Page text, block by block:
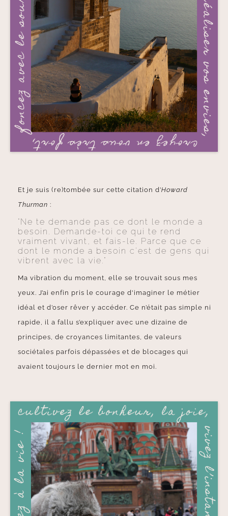
Et je suis (re)tombée sur cette citation d’Howard
Thurman :
"Ne te demande pas ce dont le monde a
besoin. Demande-toi ce qui te rend
vraiment vivant, et fais-le. Parce que ce
dont le monde a besoin c'est de gens qui
vibrent avec la vie."
Ma vibration du moment, elle se trouvait sous mes
yeux. J’ai enfin pris le courage d'imaginer le métier
idéal et d’oser rêver y accéder. Ce n’était pas simple ni
rapide, il a fallu s’expliquer avec une dizaine de
principes, de croyances limitantes, de valeurs
sociétales parfois dépassées et de blocages qui
avaient toujours le dernier mot en moi.